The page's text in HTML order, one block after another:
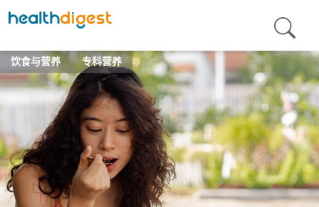
饮食与营养 专科营养